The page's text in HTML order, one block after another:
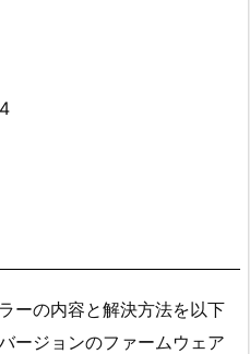
ーの内容と解決方法を以下
ージョンのファームウェア